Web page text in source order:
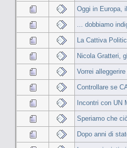
Oggi in Europa,
... dobbiamo
La Cattiva
Nicola Gratteri,
Vorrei
Controllare se
Incontri con UN
Speriamo che
Dopo anni di